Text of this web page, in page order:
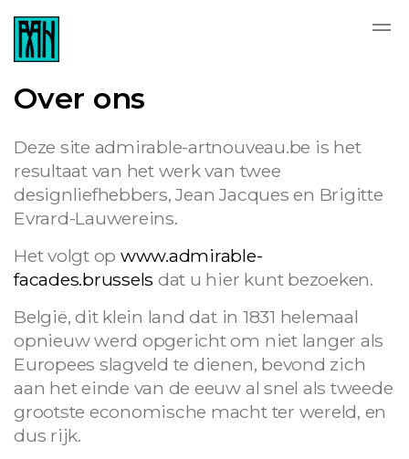
Over ons
Deze site admirable-artnouveau.be is het
resultaat van het werk van twee
designliefhebbers, Jean Jacques en Brigitte
Evrard-Lauwereins.
Het volgt op www.admirable-
facades.brussels dat u hier kunt bezoeken.
België, dit klein land dat in 1831 helemaal
opnieuw werd opgericht om niet langer als
Europees slagveld te dienen, bevond zich
aan het einde van de eeuw al snel als tweede
grootste economische macht ter wereld, en
dus rijk.